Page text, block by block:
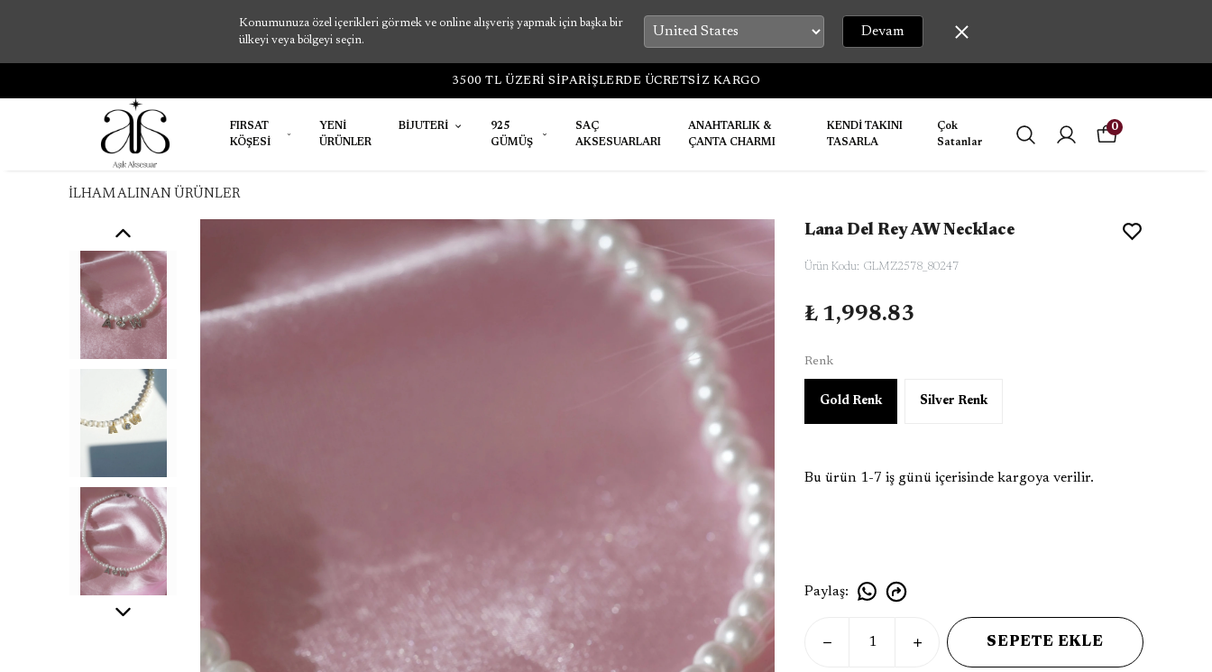
Konumunuza özel içerikleri görmek ve online alışveriş yapmak için başka bir
ülkeyi veya bölgeyi seçin.
Devam
1-7 İŞ GÜNÜNDE ÜRÜNLER KARGOYA TESLİM EDİLİR.
FIRSAT
KÖŞESİ
YENİ
ÜRÜNLER
BİJUTERİ
925
GÜMÜŞ
SAÇ
AKSESUARLARI
ANAHTARLIK &
ÇANTA CHARMI
KENDİ TAKINI
TASARLA
Çok
Satanlar
0
İLHAM ALINAN ÜRÜNLER
Lana Del Rey AW Necklace
Ürün Kodu: GLMZ2578_80247
₺ 1,998.83
Renk
Gold Renk Silver Renk
Bu ürün 1-7 iş günü içerisinde kargoya verilir.
Paylaş:
SEPETE EKLE